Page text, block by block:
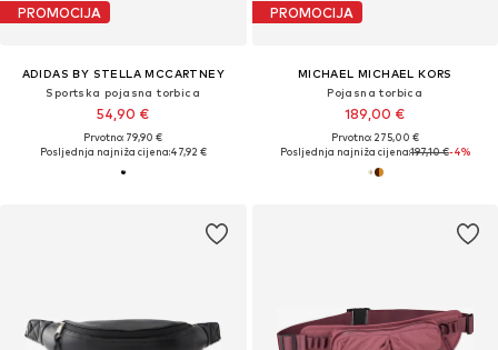
PROMOCIJA
ADIDAS BY STELLA MCCARTNEY
Sportska pojasna torbica
54,90 €
Prvotno: 79,90 €
Posljednja najniža cijena:47,92 €
PROMOCIJA
MICHAEL MICHAEL KORS
Pojasna torbica
189,00 €
Prvotno: 275,00 €
Posljednja najniža cijena:197,10 €-4%